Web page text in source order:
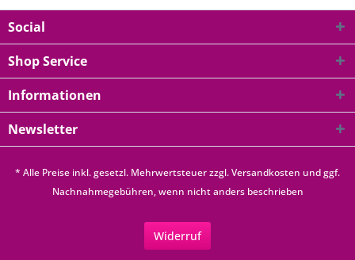
Social
Shop Service
Informationen
Newsletter
* Alle Preise inkl. gesetzl. Mehrwertsteuer zzgl.Versandkosten und ggf.
Nachnahmegebühren, wenn nicht anders beschrieben
Widerruf